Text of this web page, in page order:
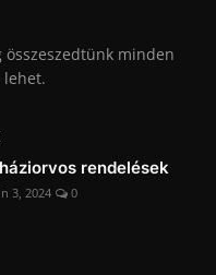
összeszedtünk minden
lehet.
rendelések
3, 2024 0